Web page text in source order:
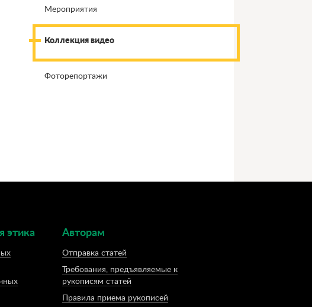
Мероприятия
Коллекция видео
Фоторепортажи
этика Авторам
Отправка статей
Требования, предъявляемые к
рукописям статей
Правила приема рукописей